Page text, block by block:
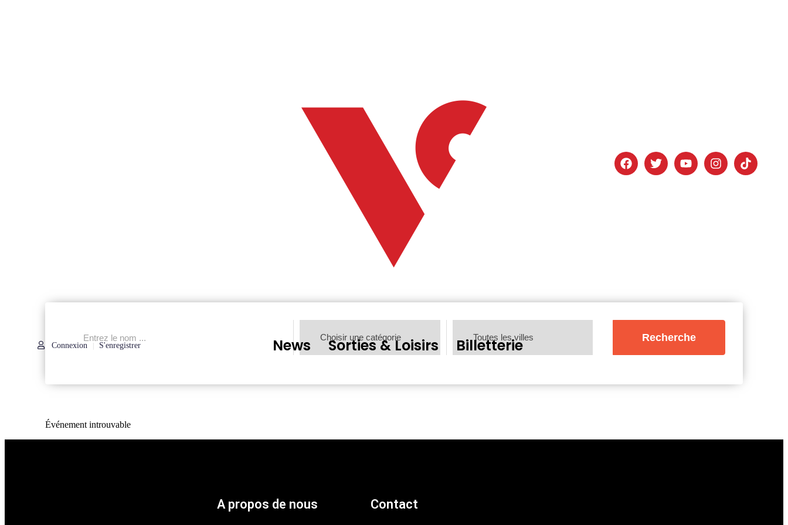
Connexion S'enregistrer News Sorties & Loisirs Billetterie
Événement introuvable
A propos de nous Contact